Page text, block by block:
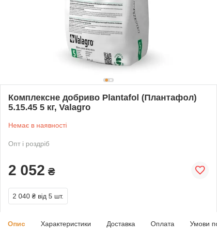
Комплексне добриво Plantafol (Плантафол)
5.15.45 5 кг, Valagro
Немає в наявності
Опт і роздріб
2 052 ₴
2 040 ₴ від 5 шт.
Опис Характеристики Доставка Оплата Умови